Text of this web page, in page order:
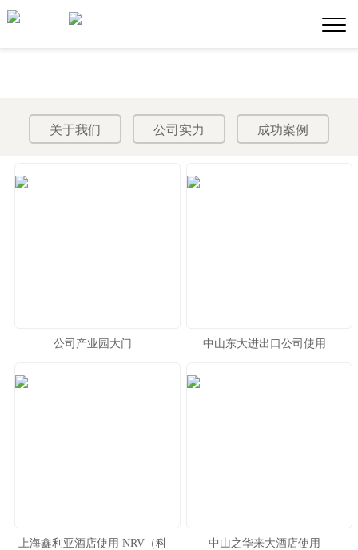
关于我们 公司实力 成功案例
公司产业园大门
中山东大进出口公司使用
上海鑫利亚酒店使用 NRV（科
中山之华来大酒店使用